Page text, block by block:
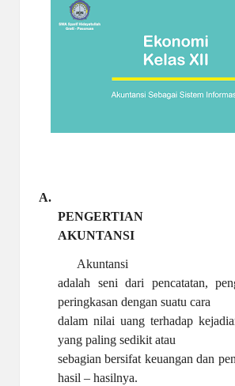
A.
PENGERTIAN
AKUNTANSI
Akuntansi
adalah seni dari pencatatan,
peringkasan dengan suatu cara
dalam nilai uang terhadap
yang paling sedikit atau
sebagian bersifat keuangan dan
hasil – hasilnya.